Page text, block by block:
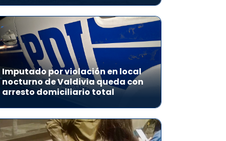
Imputado por violación en local
nocturno de Valdivia queda con
arresto domiciliario total